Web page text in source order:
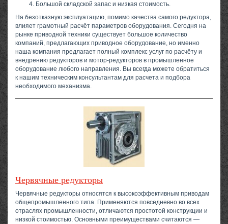
Большой складской запас и низкая стоимость.
На безотказную эксплуатацию, помимо качества самого редуктора,
влияет грамотный расчёт параметров оборудования. Сегодня на
рынке приводной техники существует большое количество
компаний, предлагающих приводное оборудование, но именно
наша компания предлагает полный комплекс услуг по расчёту и
внедрению редукторов и мотор-редукторов в промышленное
оборудование любого направления. Вы всегда можете обратиться
к нашим техническим консультантам для расчета и подбора
необходимого механизма.
Червячные редукторы
Червячные редукторы относятся к высокоэффективным приводам
общепромышленного типа. Применяются повседневно во всех
отраслях промышленности, отличаются простотой конструкции и
низкой стоимостью. Основными преимуществами считаются —